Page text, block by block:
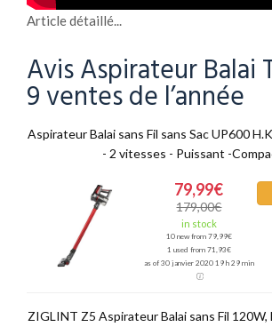
Article détaillé...
Avis Aspirateur Balai
9 ventes de l’année
Aspirateur Balai sans Fil sans Sac UP600
- 2 vitesses - Puissant -
79,99€
179,00€
in stock
10 new from 79,99€
1 used from 71,93€
as of 30 janvier 2020 19 h 29 min
ZIGLINT Z5 Aspirateur Balai sans Fil